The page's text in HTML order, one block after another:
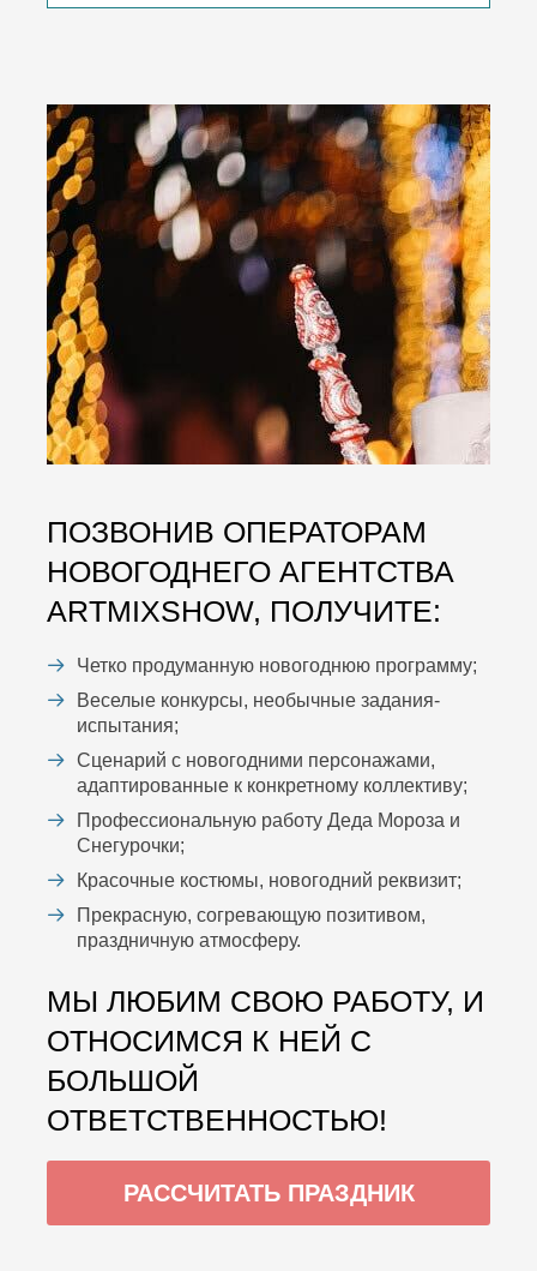
ПОЗВОНИВ ОПЕРАТОРАМ
НОВОГОДНЕГО АГЕНТСТВА
ARTMIXSHOW, ПОЛУЧИТЕ:
Четко продуманную новогоднюю программу;
Веселые конкурсы, необычные задания-
испытания;
Сценарий с новогодними персонажами,
адаптированные к конкретному коллективу;
Профессиональную работу Деда Мороза и
Снегурочки;
Красочные костюмы, новогодний реквизит;
Прекрасную, согревающую позитивом,
праздничную атмосферу.
МЫ ЛЮБИМ СВОЮ РАБОТУ, И
ОТНОСИМСЯ К НЕЙ С
БОЛЬШОЙ
ОТВЕТСТВЕННОСТЬЮ!
РАССЧИТАТЬ ПРАЗДНИК